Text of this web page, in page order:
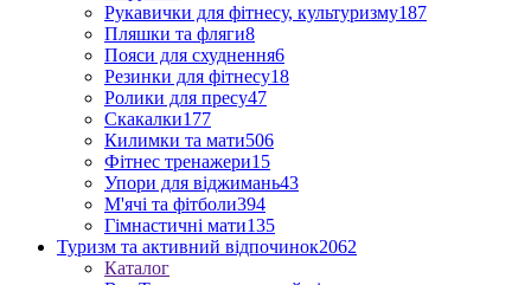
Рукавички для фітнесу, культуризму187
Пляшки та фляги8
Пояси для схуднення6
Резинки для фітнесу18
Ролики для пресу47
Скакалки177
Килимки та мати506
Фітнес тренажери15
Упори для віджимань43
М'ячі та фітболи394
Гімнастичні мати135
Туризм та активний відпочинок2062
Каталог